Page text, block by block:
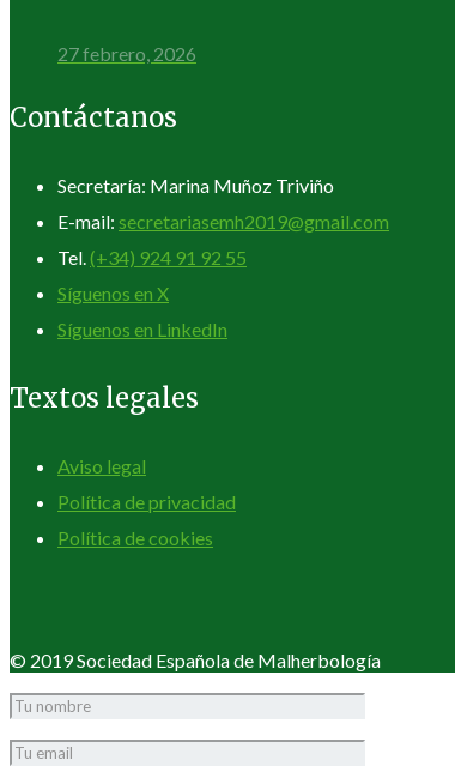
27 febrero, 2026
Contáctanos
Secretaría: Marina Muñoz Triviño
E-mail: secretariasemh2019@gmail.com
Tel. (+34) 924 91 92 55
Síguenos en X
Síguenos en LinkedIn
Textos legales
Aviso legal
Política de privacidad
Política de cookies
© 2019 Sociedad Española de Malherbología